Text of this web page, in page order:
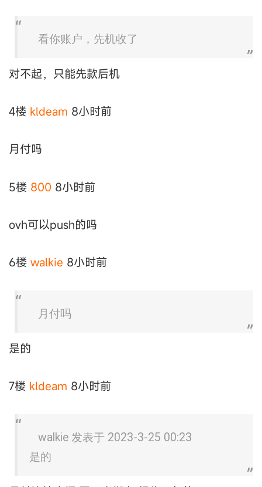
看你账户，先机收了
对不起，只能先款后机
4楼 kldeam 8小时前
月付吗
5楼 800 8小时前
ovh可以push的吗
6楼 walkie 8小时前
月付吗
是的
7楼 kldeam 8小时前
walkie 发表于 2023-3-25 00:23
是的